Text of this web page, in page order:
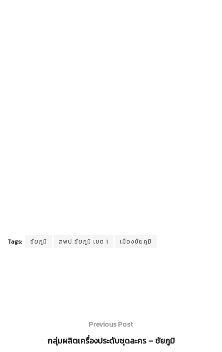
Tags: ชัยภูมิ สพป.ชัยภูมิ เขต 1 เมืองชัยภูมิ
Previous Post
กลุ่มผลิตเครื่องประดับชุดละคร – ชัยภูมิ